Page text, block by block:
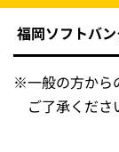
福岡ソフトバ
※一般の方から
ご了承くださ